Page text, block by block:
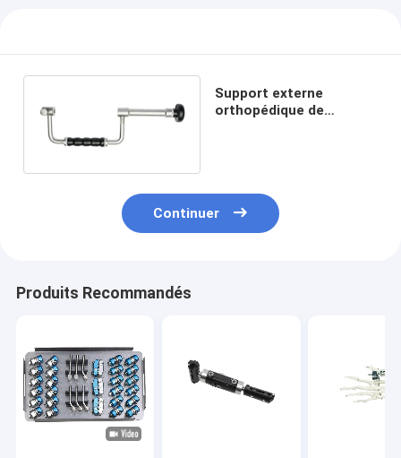
Support externe
orthopédique de
Continuer
Produits Recommandés